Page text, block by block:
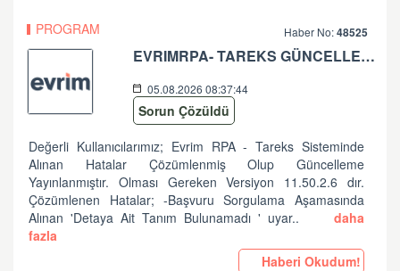
PROGRAM Haber No:48525
EVRIMRPA- TAREKS GÜNCELLEMESI HAKKINDA (V: 11.50.2.6 BU VERSIYONDA EVRIMRPA- TAREKS MODULÜNDE GÜNCELLEME YAPILMIŞTIR. )
05.08.2026 08:37:44
Sorun Çözüldü
Değerli Kullanıcılarımız; Evrim RPA - Tareks Sisteminde
Alınan Hatalar Çözümlenmiş Olup Güncelleme
Yayınlanmıştır. Olması Gereken Versiyon 11.50.2.6 dır.
Çözümlenen Hatalar; -Başvuru Sorgulama Aşamasında
Alınan 'Detaya Ait Tanım Bulunamadı ' uyar..
daha
fazla
Haberi Okudum!